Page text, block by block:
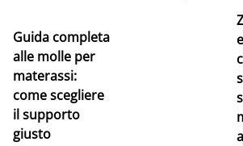
Guida completa
alle molle per
materassi:
come scegliere
il supporto
giusto